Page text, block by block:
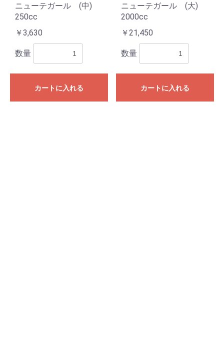
ニューテガール (中)
250cc
￥3,630
数量
カートに入れる
ニューテガール (大)
2000cc
￥21,450
数量
カートに入れる